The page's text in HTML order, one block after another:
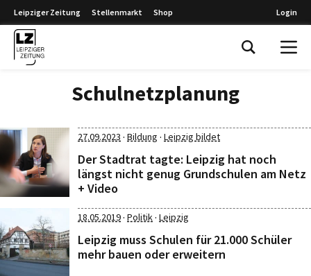
Leipziger Zeitung Stellenmarkt Shop Login
Schulnetzplanung
27.09.2023 · Bildung · Leipzig bildet
Der Stadtrat tagte: Leipzig hat noch
längst nicht genug Grundschulen am Netz
+ Video
18.05.2019· Politik· Leipzig
Leipzig muss Schulen für 21.000 Schüler
mehr bauen oder erweitern